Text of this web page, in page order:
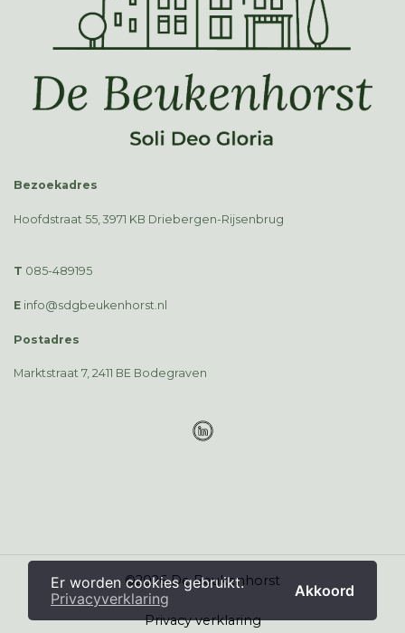
Er worden cookies gebruikt.
Privacyverklaring
Akkoord
Bezoekadres
Hoofdstraat 55, 3971 KB Driebergen-Rijsenbrug
T 085-489195
E info@sdgbeukenhorst.nl
Postadres
Marktstraat 7, 2411 BE Bodegraven
©2026 De Beukenhorst
Privacy verklaring